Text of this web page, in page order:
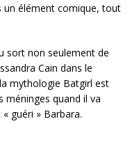
un élément comique, tout
sort non seulement de
Cain dans le
mythologie Batgirl est
quand il va
guéri » Barbara.